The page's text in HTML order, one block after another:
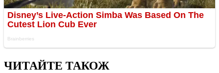
ЧИТАЙТЕ ТАКОЖ